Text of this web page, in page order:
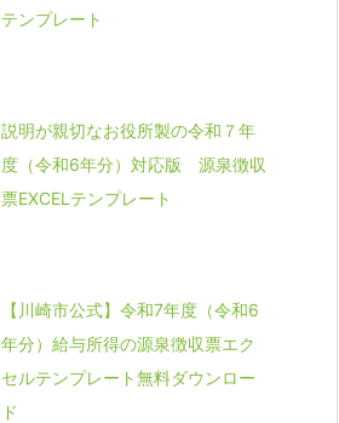
テンプレート
説明が親切なお役所製の令和７年
度（令和6年分）対応版 源泉徴収
票EXCELテンプレート
【川崎市公式】令和7年度（令和6
年分）給与所得の源泉徴収票エク
セルテンプレート無料ダウンロー
ド